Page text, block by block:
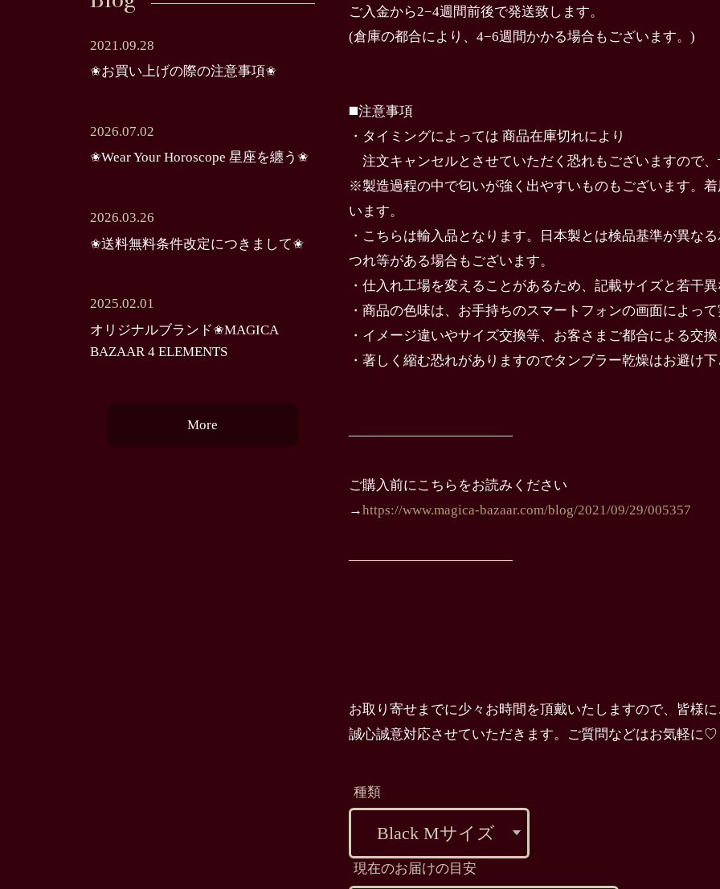
ご入金から2−4週間前後で発送致します。
(倉庫の都合により、4−6週間かかる場合もございます。)
◼️注意事項
・タイミングによっては 商品在庫切れにより
注文キャンセルとさせていただく恐れもございますので、
※製造過程の中で匂いが強く出やすいものもございます。
います。
・こちらは輸入品となります。日本製とは検品基準が異な
つれ等がある場合もございます。
・仕入れ工場を変えることがあるため、記載サイズと若干異
・商品の色味は、お手持ちのスマートフォンの画面によっ
・イメージ違いやサイズ交換等、お客さまご都合による交
・著しく縮む恐れがありますのでタンブラー乾燥はお避け下
————————————
ご購入前にこちらをお読みください
→https://www.magica-bazaar.com/blog/2021/09/29/005357
————————————
お取り寄せまでに少々お時間を頂戴いたしますので、皆様
誠心誠意対応させていただきます。ご質問などはお気軽に♡
種類
現在のお届けの目安
2021.09.28
✬お買い上げの際の注意事項✬
2026.07.02
✬Wear Your Horoscope 星座を纏う✬
2026.03.26
✬送料無料条件改定につきまして✬
2025.02.01
オリジナルブランド✬MAGICA
BAZAAR 4 ELEMENTS
More